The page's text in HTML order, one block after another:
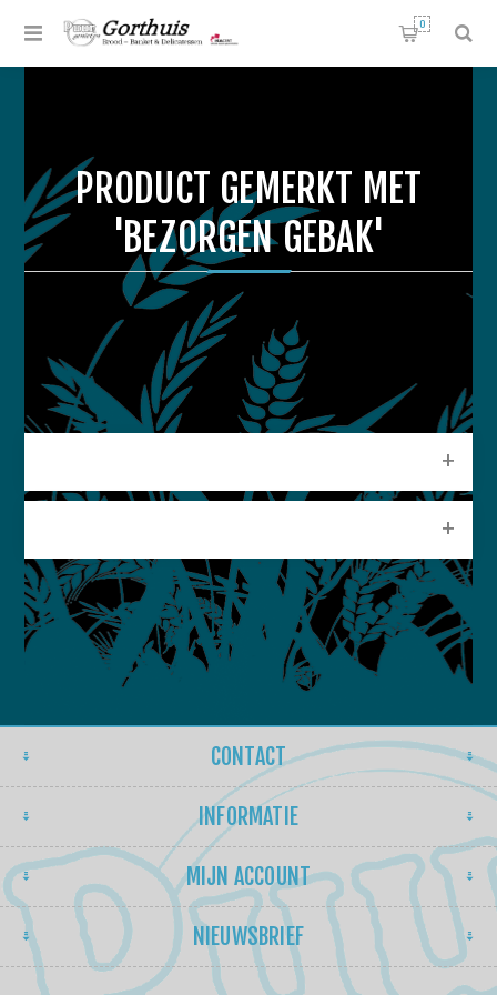
0
PRODUCT GEMERKT MET
'BEZORGEN GEBAK'
CONTACT
INFORMATIE
MIJN ACCOUNT
NIEUWSBRIEF